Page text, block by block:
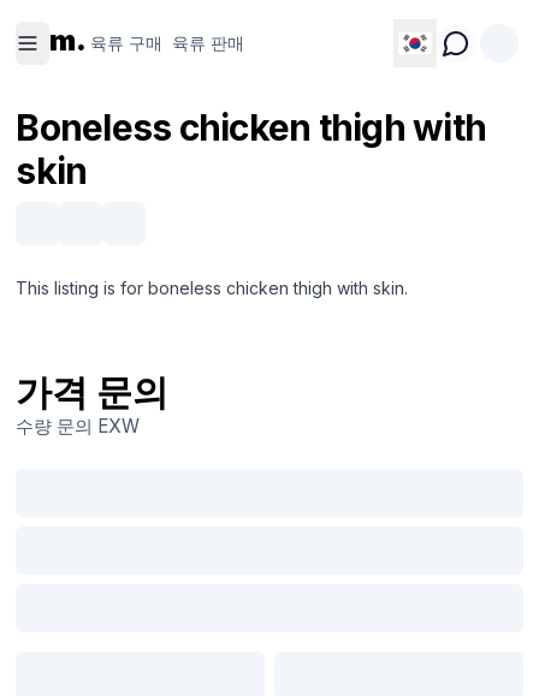
m. 육류 구매 육류 판매
매
매
Boneless chicken thigh with
skin
This listing is for boneless chicken thigh with skin.
가격 문의
수량 문의 EXW